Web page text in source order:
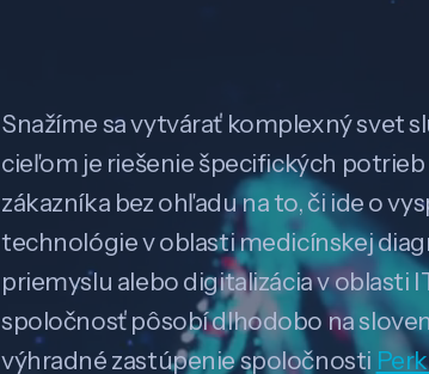
Snažíme sa vytvárať komplexný svet
cieľom je riešenie špecifických potrieb
zákazníka bez ohľadu na to, či ide o
technológie v oblasti medicínskej
priemyslu alebo digitalizácia v oblasti
spoločnosť pôsobí dlhodobo na
výhradné zastúpenie spoločnosti